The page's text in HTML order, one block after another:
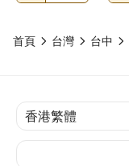
首頁 台灣 台中